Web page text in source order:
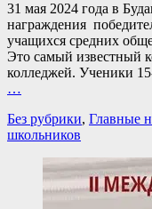
31 мая 2024 года в
награждения
учащихся средних
Это самый известный
колледжей. Ученики
…
Категории
Без рубрики, Главные
школьников